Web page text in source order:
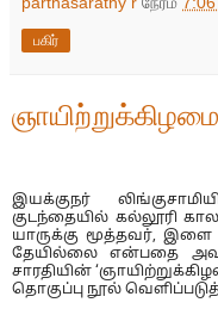
பகிர்
இயக்குநர்
குடந்தையில் கல்லூரி
யாருக்கு மூத்தவர்,
தேயில்லை என்பதை அவர்
சாரதியின்
தொகுப்பு நூல்